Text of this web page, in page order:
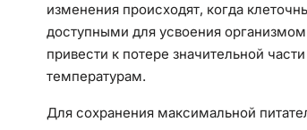
изменения происходят, когда
доступными для усвоения
привести к потере значительной
температурам.
Для сохранения максимальной